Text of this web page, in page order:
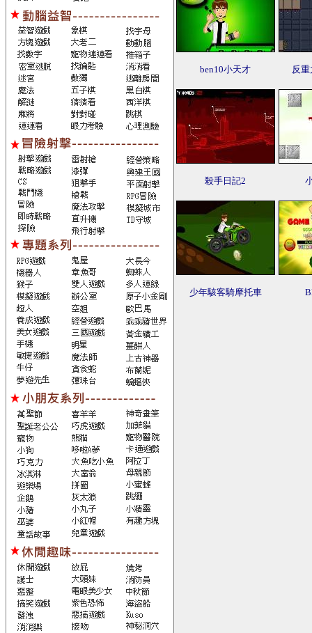
ben10小天才 反
殺手日記2
少年駭客騎摩托車